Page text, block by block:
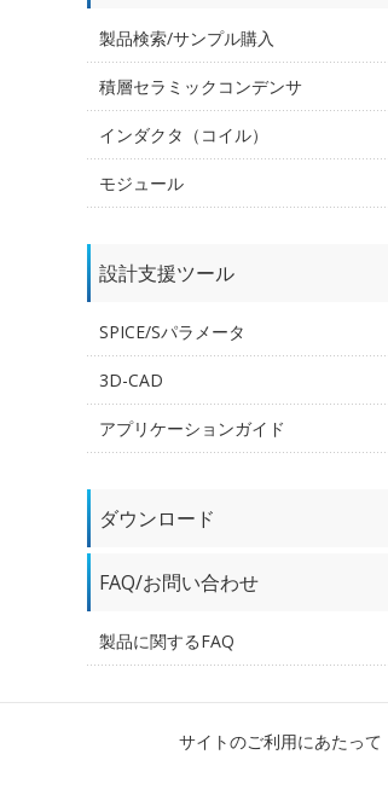
製品検索/サンプル購入
積層セラミックコンデンサ
インダクタ（コイル）
モジュール
設計支援ツール
SPICE/Sパラメータ
3D-CAD
アプリケーションガイド
ダウンロード
FAQ/お問い合わせ
製品に関するFAQ
サイトのご利用にあたって